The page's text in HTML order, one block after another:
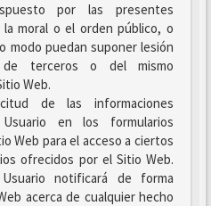
por las presentes
la moral o el orden público, o
modo puedan suponer lesión
terceros o del mismo
Web.
de las informaciones
en los formularios
Web para el acceso a ciertos
ofrecidos por el Sitio Web.
notificará de forma
acerca de cualquier hecho